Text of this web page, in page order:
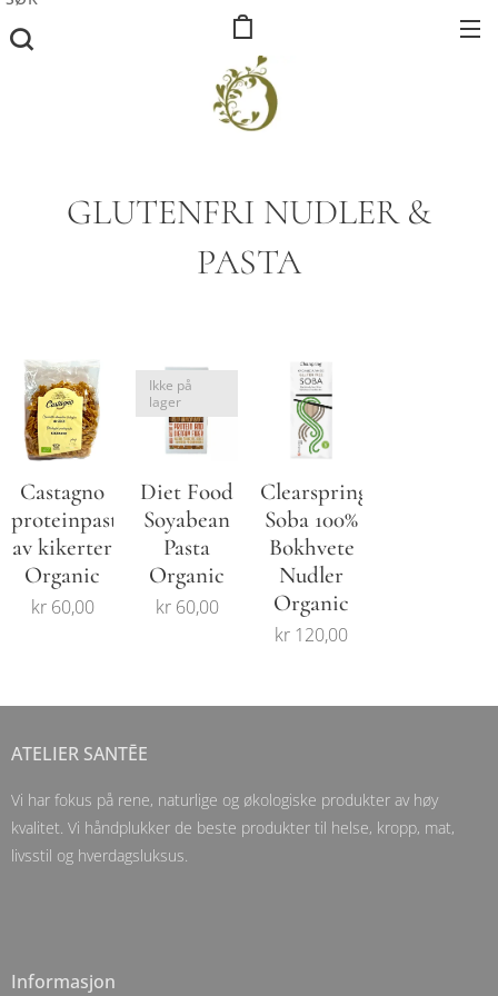
GLUTENFRI NUDLER &
PASTA
Castagno
proteinpasta
av kikerter
Organic
kr 60,00
Diet Food
Soyabean
Pasta
Organic
Ikke på
lager
kr 60,00
Clearspring
Soba 100%
Bokhvete
Nudler
Organic
kr 120,00
ATELIER SANTĒE
Vi har fokus på rene, naturlige og økologiske produkter av høy
kvalitet. Vi håndplukker de beste produkter til helse, kropp, mat,
livsstil og hverdagsluksus.
Informasjon